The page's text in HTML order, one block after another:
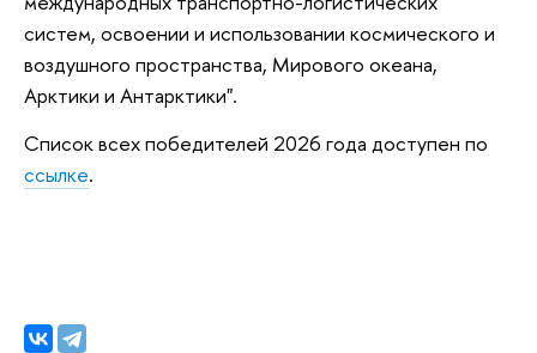
систем, освоении и использовании космического и
воздушного пространства, Мирового океана,
Арктики и Антарктики".
Список всех победителей 2026 года доступен по
ссылке.